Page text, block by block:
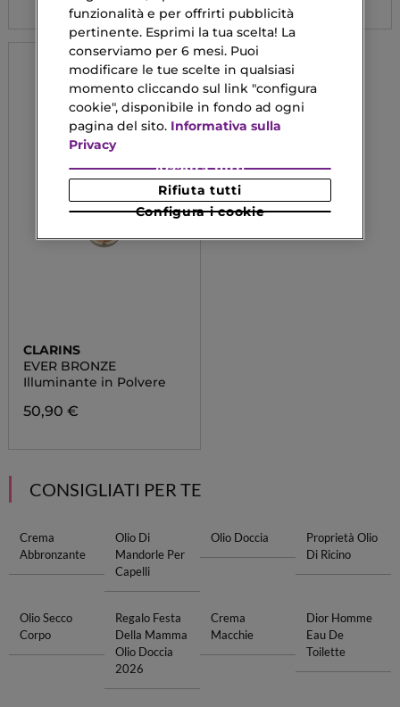
CLARINS
EVER BRONZE
Illuminante in Polvere
50,90 €
CONSIGLIATI PER TE
Crema
Abbronzante
Olio Di
Mandorle Per
Capelli
Olio Doccia
Proprietà Olio
Di Ricino
Olio Secco
Corpo
Regalo Festa
Della Mamma
Olio Doccia
2026
Crema
Macchie
Dior Homme
Eau De
Toilette
funzionalità e per offrirti pubblicità
pertinente. Esprimi la tua scelta! La
conserviamo per 6 mesi. Puoi
modificare le tue scelte in qualsiasi
momento cliccando sul link "configura
cookie", disponibile in fondo ad ogni
pagina del sito. Informativa sulla
Privacy
Configura i cookie
Rifiuta tutti
Accetta tutti